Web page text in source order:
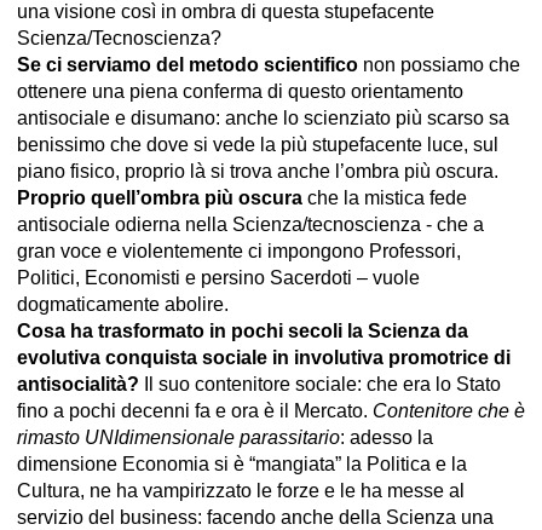
una visione così in ombra di questa stupefacente
Scienza/Tecnoscienza?
Se ci serviamo del metodo scientifico non possiamo che
ottenere una piena conferma di questo orientamento
antisociale e disumano: anche lo scienziato più scarso sa
benissimo che dove si vede la più stupefacente luce, sul
piano fisico, proprio là si trova anche l’ombra più oscura.
Proprio quell’ombra più oscura che la mistica fede
antisociale odierna nella Scienza/tecnoscienza - che a
gran voce e violentemente ci impongono Professori,
Politici, Economisti e persino Sacerdoti – vuole
dogmaticamente abolire.
Cosa ha trasformato in pochi secoli la Scienza da
evolutiva conquista sociale in involutiva promotrice di
antisocialità? Il suo contenitore sociale: che era lo Stato
fino a pochi decenni fa e ora è il Mercato. Contenitore che è
rimasto UNIdimensionale parassitario: adesso la
dimensione Economia si è “mangiata” la Politica e la
Cultura, ne ha vampirizzato le forze e le ha messe al
servizio del business: facendo anche della Scienza una